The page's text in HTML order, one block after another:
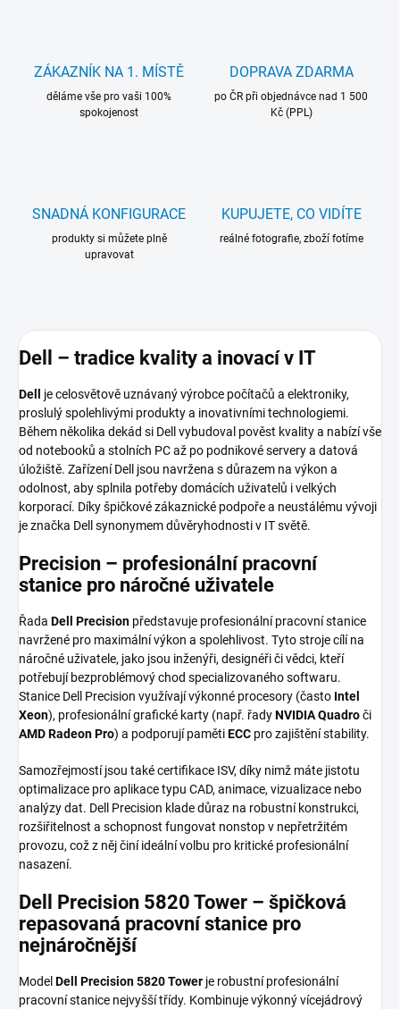
ZÁKAZNÍK NA 1. MÍSTĚ
děláme vše pro vaši 100%
spokojenost
DOPRAVA ZDARMA
po ČR při objednávce nad 1 500
Kč (PPL)
SNADNÁ KONFIGURACE
produkty si můžete plně
upravovat
KUPUJETE, CO VIDÍTE
reálné fotografie, zboží fotíme
Dell – tradice kvality a inovací v IT
Dell
je celosvětově uznávaný výrobce počítačů a elektroniky,
proslulý spolehlivými produkty a inovativními technologiemi.
Během několika dekád si Dell vybudoval pověst kvality a nabízí vše
od notebooků a stolních PC až po podnikové servery a datová
úložiště. Zařízení Dell jsou navržena s důrazem na výkon a
odolnost, aby splnila potřeby domácích uživatelů i velkých
korporací. Díky špičkové zákaznické podpoře a neustálému vývoji
je značka Dell synonymem důvěryhodnosti v IT světě.
Precision – profesionální pracovní
stanice pro náročné uživatele
Řada Dell Precision představuje profesionální pracovní stanice
navržené pro maximální výkon a spolehlivost. Tyto stroje cílí na
náročné uživatele, jako jsou inženýři, designéři či vědci, kteří
potřebují bezproblémový chod specializovaného softwaru.
Stanice Dell Precision využívají výkonné procesory (často Intel
Xeon), profesionální grafické karty (např. řadyNVIDIA Quadroči
AMD Radeon Pro) a podporují pamětiECC pro zajištění stability.
Samozřejmostí jsou také certifikace ISV, díky nimž máte jistotu
optimalizace pro aplikace typu CAD, animace, vizualizace nebo
analýzy dat. Dell Precision klade důraz na robustní konstrukci,
rozšiřitelnost a schopnost fungovat nonstop v nepřetržitém
provozu, což z něj činí ideální volbu pro kritické profesionální
nasazení.
Dell Precision 5820 Tower – špičková
repasovaná pracovní stanice pro
nejnáročnější
Model Dell Precision 5820 Tower je robustní profesionální
pracovní stanice nejvyšší třídy. Kombinuje výkonný vícejádrový